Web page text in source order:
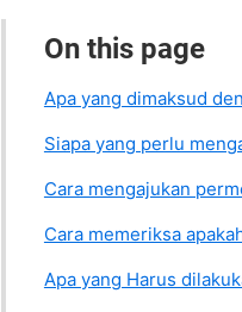
On this page
Apa yang dimaksud
Siapa yang perlu
Cara mengajukan
Cara memeriksa
Apa yang Harus